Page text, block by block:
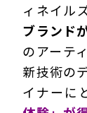
ィネイル
ブランド
のアーテ
新技術の
イナーに